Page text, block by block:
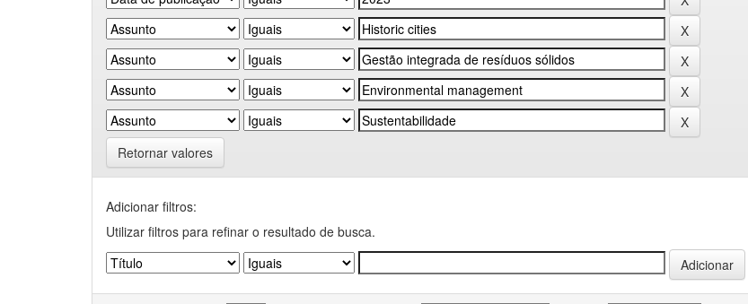
Retornar valores
Adicionar filtros:
Utilizar filtros para refinar o resultado de busca.